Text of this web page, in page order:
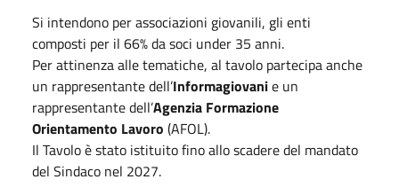
Si intendono per associazioni giovanili, gli enti
composti per il 66% da soci under 35 anni.
Per attinenza alle tematiche, al tavolo partecipa anche
un rappresentante dell’Informagiovanie un
rappresentante dell’Agenzia Formazione
Orientamento Lavoro (AFOL).
Il Tavolo è stato istituito fino allo scadere del mandato
del Sindaco nel 2027.